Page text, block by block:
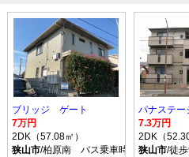
ブリッジ ゲート
7万円
2DK（57.08㎡）
狭山市/柏原南 バス乗車時間10分 停歩
パナステー
7.3万円
2DK（52.30
狭山市/徒